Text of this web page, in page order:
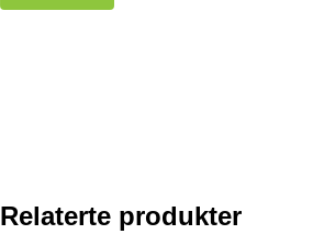
Relaterte produkter